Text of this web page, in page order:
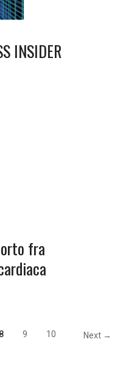
INSIDER
fra
8 9 10 Next →